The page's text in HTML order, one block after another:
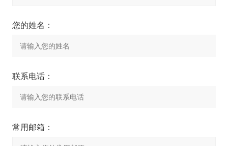
您的姓名：
联系电话：
常用邮箱：